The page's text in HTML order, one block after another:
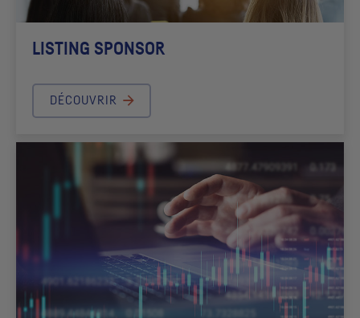
LISTING SPONSOR
DÉCOUVRIR